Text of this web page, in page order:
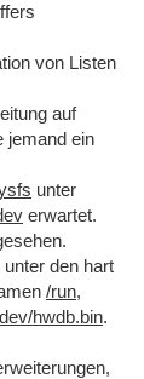
von Listen
auf
jemand ein
unter
erwartet.
den hart
/run,
hwdb.bin.